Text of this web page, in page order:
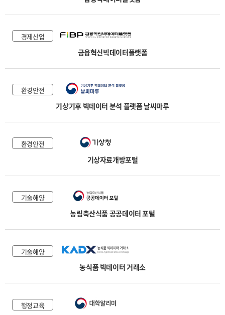
경제산업
금융혁신빅데이터플랫폼
환경안전
기상기후 빅데이터 분석 플랫폼 날씨마루
환경안전
기상자료개방포털
기술해양
농림축산식품 공공데이터 포털
기술해양
농식품 빅데이터 거래소
행정교육